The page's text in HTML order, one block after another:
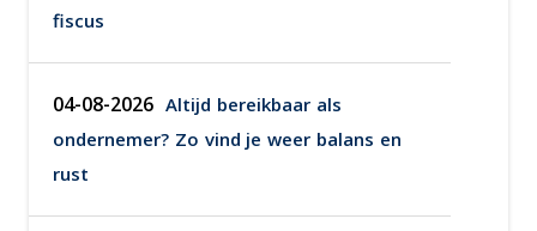
fiscus
04-08-2026 Altijd bereikbaar als
ondernemer? Zo vind je weer balans en
rust